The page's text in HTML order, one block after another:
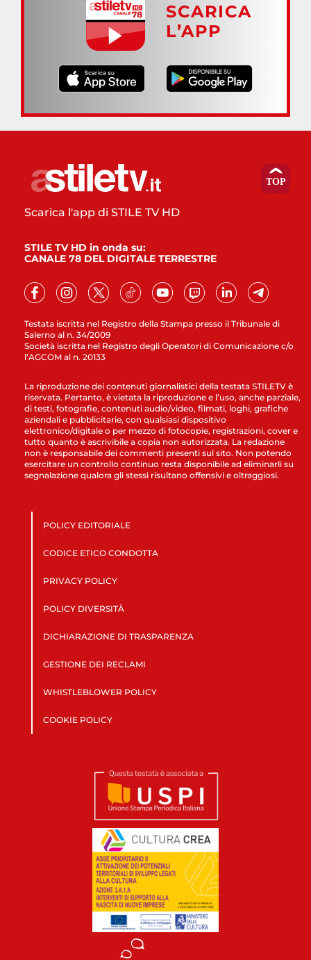
SCARICA
L’APP
Testata iscritta nel Registro della Stampa presso il Tribunale di
Salerno al n. 34/2009
Società iscritta nel Registro degli Operatori di Comunicazione c/o
l’AGCOM al n. 20133
Scarica l'app di STILE TV HD
STILE TV HD in onda su:
CANALE 78 DEL DIGITALE TERRESTRE
La riproduzione dei contenuti giornalistici della testata STILETV è
riservata. Pertanto, è vietata la riproduzione e l’uso, anche parziale,
di testi, fotografie, contenuti audio/video, filmati, loghi, grafiche
aziendali e pubblicitarie, con qualsiasi dispositivo
elettronico/digitale o per mezzo di fotocopie, registrazioni, cover e
tutto quanto è ascrivibile a copia non autorizzata. La redazione
non è responsabile dei commenti presenti sul sito. Non potendo
esercitare un controllo continuo resta disponibile ad eliminarli su
segnalazione qualora gli stessi risultano offensivi e oltraggiosi.
POLICY EDITORIALE
CODICE ETICO CONDOTTA
PRIVACY POLICY
POLICY DIVERSITÀ
DICHIARAZIONE DI TRASPARENZA
GESTIONE DEI RECLAMI
WHISTLEBLOWER POLICY
COOKIE POLICY